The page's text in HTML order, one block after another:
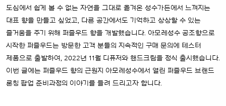
도심에서 쉽게 볼 수 없는 자연을 그대로 옮겨온 성수가든에서 느껴지는
대표 향을 만들고 싶었고, 다른 공간에서도 기억하고 상상할 수 있는
즐거움을 주기 위해 퍼즐우드 향을 개발했습니다. 아모레성수 공조향으로
시작한 퍼즐우드는 방문한 고객 분들의 지속적인 구매 문의에 테스터
제품으로 출발하여, 2022년 11월 디퓨저와 핸드크림을 정식 출시했습니다.
이번 글에는 퍼즐우드 향의 근원지 아모레성수에서 열린 퍼즐우드 브랜드
론칭 팝업 준비과정의 이야기를 들려 드리고자 합니다.